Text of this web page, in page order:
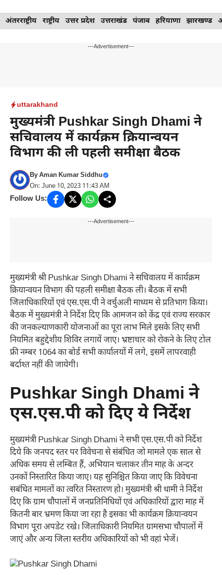
Skip
to
अंतरराष्ट्रीय राष्ट्रीय उत्तर प्रदेश उत्तराखंड पंजाब हरियाणा झारखण्ड
---Advertisement---
uttarakhand
मुख्यमंत्री Pushkar Singh Dhami ने
सचिवालय में कार्यक्रम क्रियान्वयन
विभाग की ली पहली समीक्षा बैठक
ByAman Kumar Siddhu
On: June 10, 2023 11:43 AM
Follow Us:
---Advertisement---
मुख्यमंत्री श्री Pushkar Singh Dhami ने सचिवालय में कार्यक्रम
क्रियान्वयन विभाग की पहली समीक्षा बैठक ली। बैठक में सभी
जिलाधिकारियों एवं एस.एस.पी ने वर्चुअली माध्यम से प्रतिभाग किया।
बैठक में मुख्यमंत्री ने निर्देश दिए कि आमजन को केंद्र एवं राज्य सरकार
की जनकल्याणकारी योजनाओं का पूरा लाभ मिले इसके लिए सभी
नियमित बहुद्देशीय शिविर लगायें जाए। भ्रष्टाचार को रोकने के लिए टोल
फ्री नम्बर 1064 का बोर्ड सभी कार्यालयों में लगे, इसमें लापरवाही
बर्दाश्त नहीं की जायेगी।
Pushkar Singh Dhami ने
एस.एस.पी को दिए ये निर्देश
मुख्यमंत्री Pushkar Singh Dhami ने सभी एस.एस.पी को निर्देश
दिये कि जनपद स्तर पर विवेचना से संबंधित जो मामले एक साल से
अधिक समय से लम्बित हैं, अभियान चलाकर तीन माह के अन्दर
उनकों निस्तारित किया जाए। यह सुनिश्चित किया जाए कि विवेचना
सबंधित मामलों का त्वरित निस्तारण हो। मुख्यमंत्री श्री धामी ने निर्देश
दिए कि ग्राम चौपालों में जनप्रतिनिधियों एवं अधिकारियों द्वारा माह में
कितनी बार भ्रमण किया जा रहा है इसका भी कार्यक्रम क्रियान्वयन
विभाग पूरा अपडेट रखे। जिलाधिकारी नियमित ग्रामसभा चौपालों में
जाएं और अन्य जिला स्तरीय अधिकारियों को भी वहां भेजें।